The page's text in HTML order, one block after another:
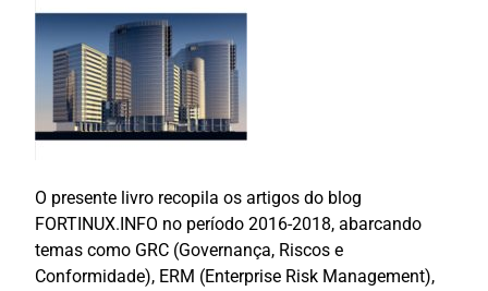
O presente livro recopila os artigos do blog
FORTINUX.INFO no período 2016-2018, abarcando
temas como GRC (Governança, Riscos e
Conformidade), ERM (Enterprise Risk Management),